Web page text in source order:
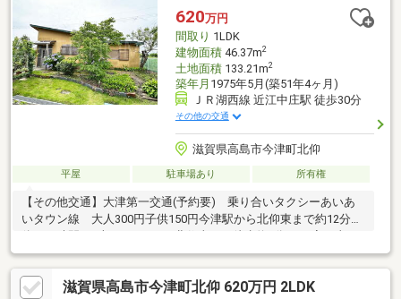
フォーム・建築・住み替えの相談など・お気軽にご相談下さ
い！！
620万円
間取り 1LDK
建物面積46.37m2
土地面積133.21m2
築年月 1975年5月(築51年4ヶ月)
ＪＲ湖西線 近江中庄駅 徒歩30分
その他の交通
滋賀県高島市今津町北仰
平屋 駐車場あり 所有権
【その他交通】大津第一交通(予約要) 乗り合いタクシーあいあ
いタウン線 大人300円子供150円今津駅から北仰東まで約12分大
らアフターホームにお任せください■■京都を中心とした地域密着
型の不動産業者です。・新築・中古・土地・マンション・リフォ
ーム・建築・住み替えの相談など、お気軽にご相談下さい！！お
滋賀県高島市今津町北仰 620万円 2LDK